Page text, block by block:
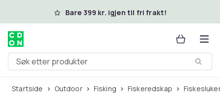
Hopp til hovedinnholdBare 399 kr. igjen til fri frakt!
Søk etter produkter
Startside Outdoor Fisking Fiskeredskap